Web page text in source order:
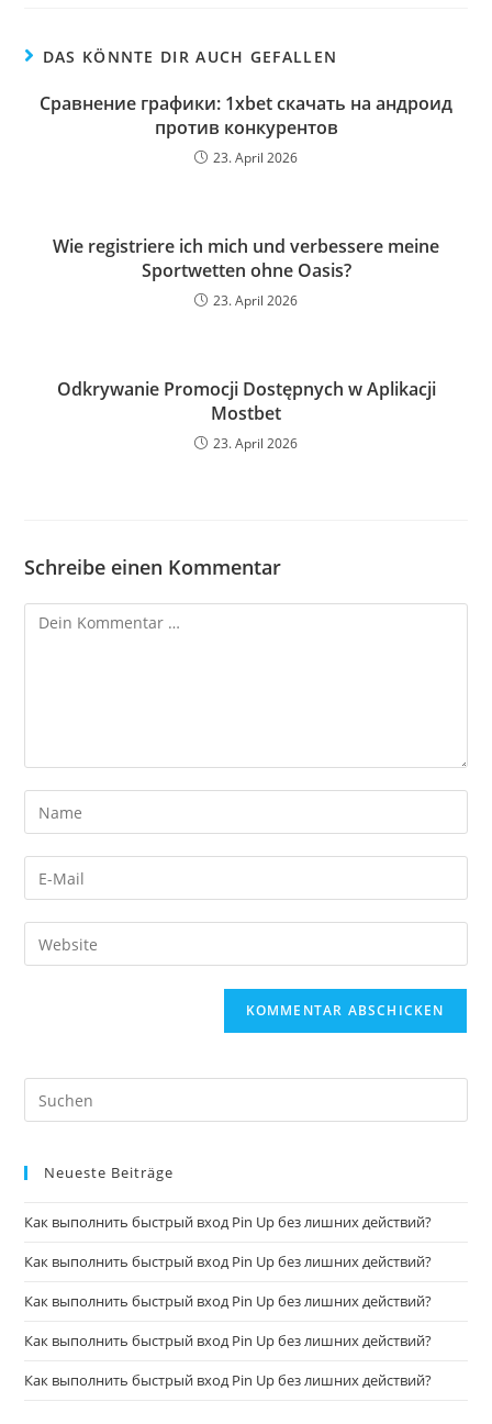
DAS KÖNNTE DIR AUCH GEFALLEN
Сравнение графики: 1xbet скачать на андроид
против конкурентов
23. April 2026
Wie registriere ich mich und verbessere meine
Sportwetten ohne Oasis?
23. April 2026
Odkrywanie Promocji Dostępnych w Aplikacji
Mostbet
23. April 2026
Schreibe einen Kommentar
Neueste Beiträge
Как выполнить быстрый вход Pin Up без лишних действий?
Как выполнить быстрый вход Pin Up без лишних действий?
Как выполнить быстрый вход Pin Up без лишних действий?
Как выполнить быстрый вход Pin Up без лишних действий?
Как выполнить быстрый вход Pin Up без лишних действий?